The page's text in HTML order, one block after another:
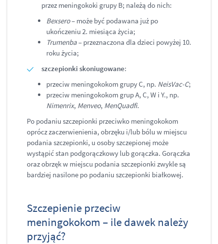
przez meningokoki grupy B; należą do nich:
Bexsero– może być podawana już po
ukończeniu 2. miesiąca życia;
Trumenba– przeznaczona dla dzieci powyżej 10.
roku życia;
szczepionki skoniugowane:
przeciw meningokokom grupy C, np. NeisVac-C;
przeciw meningokokom grup A, C, W i Y., np.
Nimenrix, Menveo, MenQuadfi.
Po podaniu szczepionki przeciwko meningokokom
oprócz zaczerwienienia, obrzęku i/lub bólu w miejscu
podania szczepionki, u osoby szczepionej może
wystąpić stan podgorączkowy lub gorączka. Gorączka
oraz obrzęk w miejscu podania szczepionki zwykle są
bardziej nasilone po podaniu szczepionki białkowej.
Szczepienie przeciw
meningokokom – ile dawek należy
przyjąć?